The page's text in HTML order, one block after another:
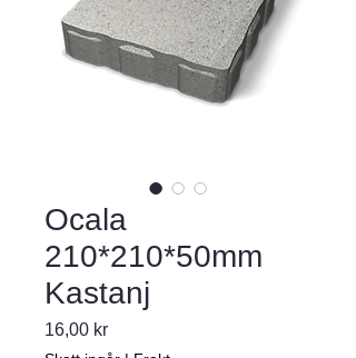
Ocala
210*210*50mm
Kastanj
16,00 krPris